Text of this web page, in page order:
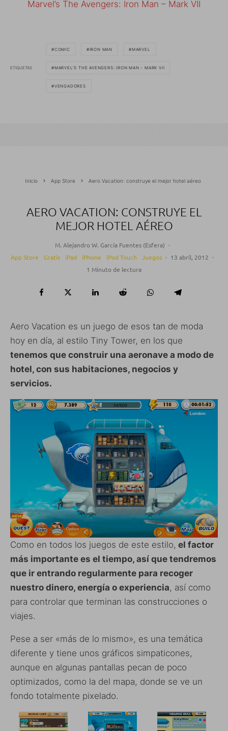
Marvel’s The Avengers: Iron Man – Mark VII
ETIQUETAS
COMIC IRON MAN MARVEL
MARVEL'S THE AVENGERS: IRON MAN - MARK VII
VENGADORES
Inicio App Store Aero Vacation: construye el mejor hotel aéreo
AERO VACATION: CONSTRUYE EL
MEJOR HOTEL AÉREO
M. Alejandro W. García Fuentes (Esfera) ·
App Store
Gratis iPad iPhone iPod Touch Juegos · 13 abril, 2012 ·
1 Minuto de lectura
Aero Vacation es un juego de esos tan de moda
hoy en día, al estilo Tiny Tower, en los que
tenemos que construir una aeronave a modo de
hotel, con sus habitaciones, negocios y
servicios.
Como en todos los juegos de este estilo, el factor
más importante es el tiempo, así que tendremos
que ir entrando regularmente para recoger
nuestro dinero, energía o experiencia, así como
para controlar que terminan las construcciones o
viajes.
Pese a ser «más de lo mismo», es una temática
diferente y tiene unos gráficos simpaticones,
aunque en algunas pantallas pecan de poco
optimizados, como la del mapa, donde se ve un
fondo totalmente pixelado.